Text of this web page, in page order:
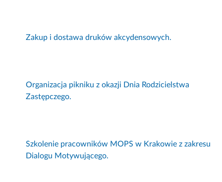
Zakup i dostawa druków akcydensowych.
Organizacja pikniku z okazji Dnia Rodzicielstwa
Zastępczego.
Szkolenie pracowników MOPS w Krakowie z zakresu
Dialogu Motywującego.